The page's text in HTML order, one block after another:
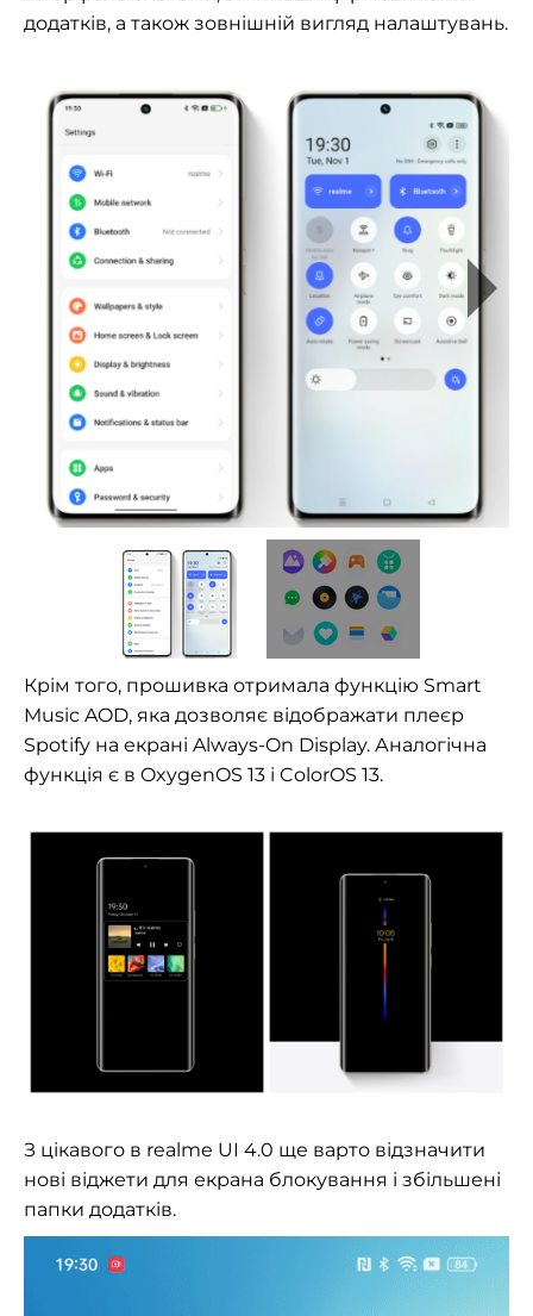
додатків, а також зовнішній вигляд налаштувань.
Крім того, прошивка отримала функцію Smart
Music AOD, яка дозволяє відображати плеєр
Spotify на екрані Always-On Display. Аналогічна
функція є в OxygenOS 13 і ColorOS 13.
З цікавого в realme UI 4.0 ще варто відзначити
нові віджети для екрана блокування і збільшені
папки додатків.